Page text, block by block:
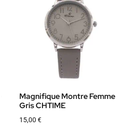
Magnifique Montre Femme
Gris CHTIME
15,00 €